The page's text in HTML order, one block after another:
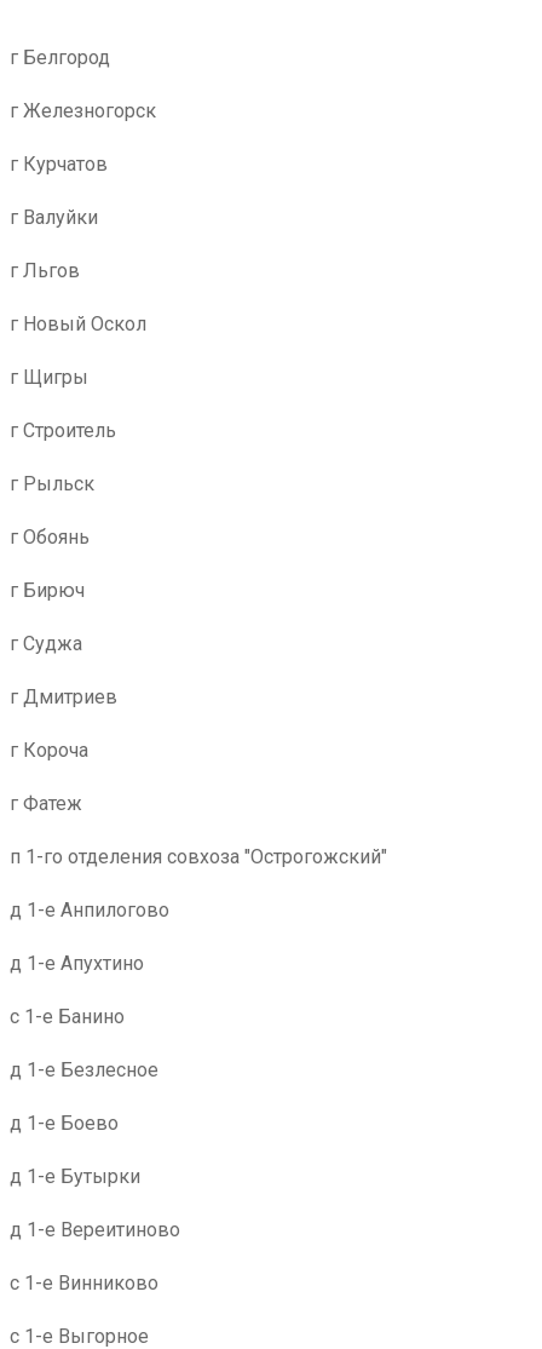
г Белгород
г Железногорск
г Курчатов
г Валуйки
г Льгов
г Новый Оскол
г Щигры
г Строитель
г Рыльск
г Обоянь
г Бирюч
г Суджа
г Дмитриев
г Короча
г Фатеж
п 1-го отделения совхоза "Острогожский"
д 1-е Анпилогово
д 1-е Апухтино
с 1-е Банино
д 1-е Безлесное
д 1-е Боево
д 1-е Бутырки
д 1-е Вереитиново
с 1-е Винниково
с 1-е Выгорное